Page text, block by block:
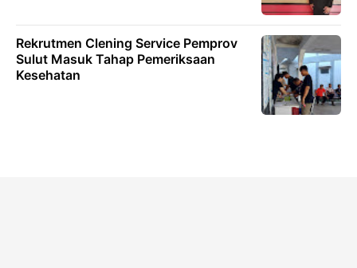
Rekrutmen Clening Service Pemprov
Sulut Masuk Tahap Pemeriksaan
Kesehatan